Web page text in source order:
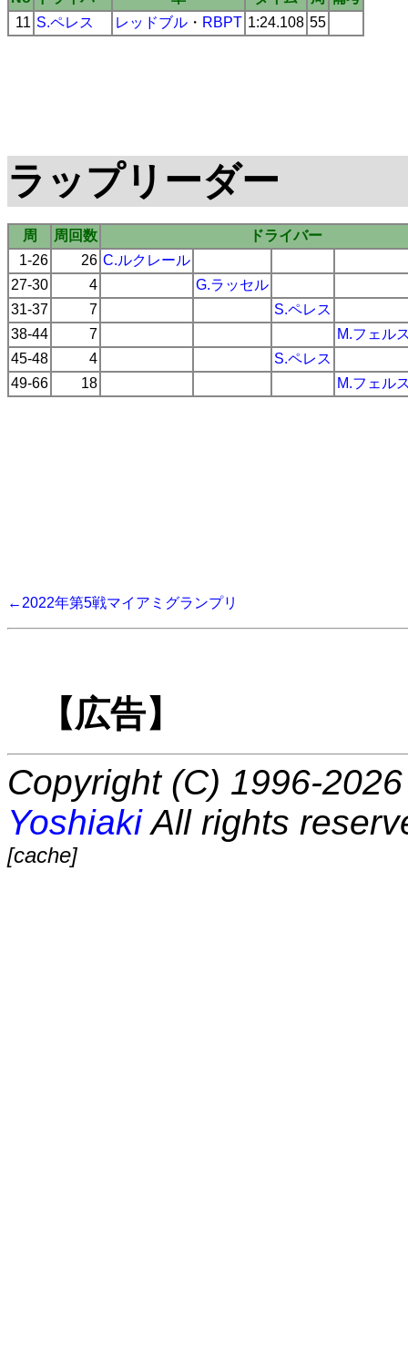
11 S.ペレス レッドブル ・ RBPT 1:24.108 55
ラップリーダー
周 周回数
ドライバー
1-26
26 C.ルクレール
27-30
4
G.ラッセル
31-37
7
S.ペレス
38-44
7
M.フェル
45-48
4
S.ペレス
49-66
18 M.フェル
←2022年第5戦マイアミグランプリ
【広告】
Copyright (C) 1996-
YoshiakiAll rights
[cache]